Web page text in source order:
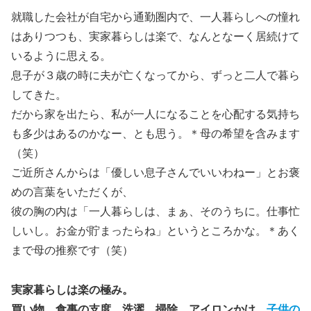
就職した会社が自宅から通勤圏内で、一人暮らしへの憧れ
はありつつも、実家暮らしは楽で、なんとなーく居続けて
いるように思える。
息子が３歳の時に夫が亡くなってから、ずっと二人で暮ら
してきた。
だから家を出たら、私が一人になることを心配する気持ち
も多少はあるのかなー、とも思う。＊母の希望を含みます
（笑）
ご近所さんからは「優しい息子さんでいいわねー」とお褒
めの言葉をいただくが、
彼の胸の内は「一人暮らしは、まぁ、そのうちに。仕事忙
しいし。お金が貯まったらね」というところかな。＊あく
まで母の推察です（笑）
実家暮らしは楽の極み。